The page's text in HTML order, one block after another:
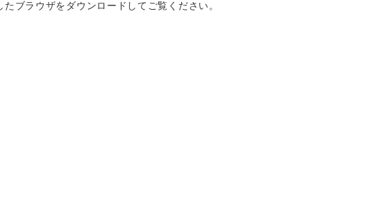
ブラウザをダウンロードしてご覧ください。